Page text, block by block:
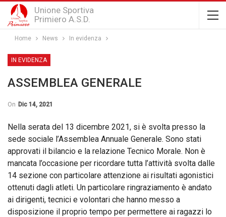
Unione Sportiva
Primiero A.S.D.
Home News In evidenza
IN EVIDENZA
ASSEMBLEA GENERALE
On Dic 14, 2021
Nella serata del 13 dicembre 2021, si è svolta presso la
sede sociale l’Assemblea Annuale Generale. Sono stati
approvati il bilancio e la relazione Tecnico Morale. Non è
mancata l’occasione per ricordare tutta l’attività svolta dalle
14 sezione con particolare attenzione ai risultati agonistici
ottenuti dagli atleti. Un particolare ringraziamento è andato
ai dirigenti, tecnici e volontari che hanno messo a
disposizione il proprio tempo per permettere ai ragazzi lo